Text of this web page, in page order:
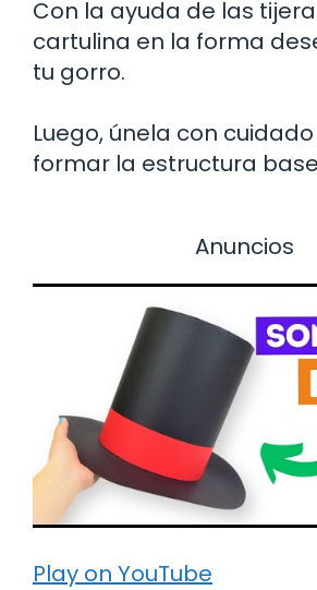
Con la ayuda de las
cartulina en la forma
tu gorro.
Luego, únela con
formar la estructura
Anuncios
Play on YouTube